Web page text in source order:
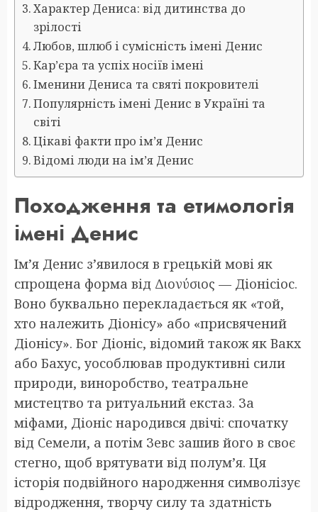
Характер Дениса: від дитинства до
зрілості
Любов, шлюб і сумісність імені Денис
Кар’єра та успіх носіїв імені
Іменини Дениса та святі покровителі
Популярність імені Денис в Україні та
світі
Цікаві факти про ім’я Денис
Відомі люди на ім’я Денис
Походження та етимологія
імені Денис
Ім’я Денис з’явилося в грецькій мові як
спрощена форма від Διονύσιος — Діонісіос.
Воно буквально перекладається як «той,
хто належить Діонісу» або «присвячений
Діонісу». Бог Діоніс, відомий також як Вакх
або Бахус, уособлював продуктивні сили
природи, виноробство, театральне
мистецтво та ритуальний екстаз. За
міфами, Діоніс народився двічі: спочатку
від Семели, а потім Зевс зашив його в своє
стегно, щоб врятувати від полум’я. Ця
історія подвійного народження символізує
відродження, творчу силу та здатність